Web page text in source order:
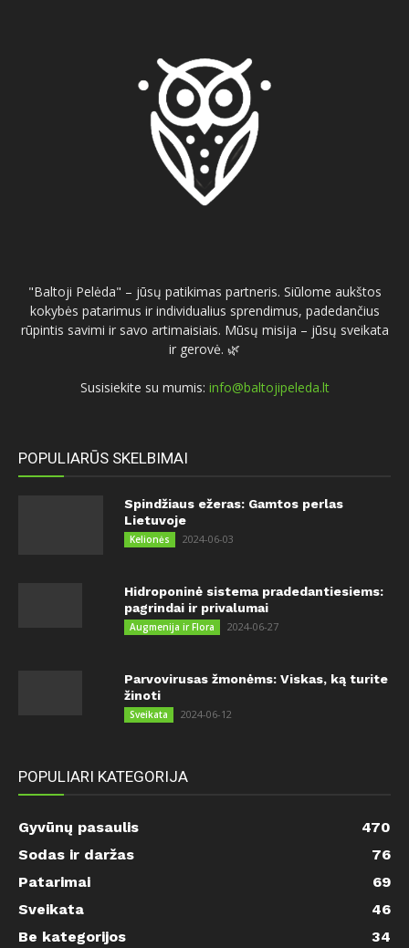
"Baltoji Pelėda" – jūsų patikimas partneris. Siūlome aukštos
kokybės patarimus ir individualius sprendimus, padedančius
rūpintis savimi ir savo artimaisiais. Mūsų misija – jūsų sveikata
ir gerovė. 🌿
Susisiekite su mumis: info@baltojipeleda.lt
POPULIARŪS SKELBIMAI
Spindžiaus ežeras: Gamtos perlas
Lietuvoje
Kelionės 2024-06-03
Hidroponinė sistema pradedantiesiems:
pagrindai ir privalumai
Augmenija ir Flora 2024-06-27
Parvovirusas žmonėms: Viskas, ką turite
žinoti
Sveikata 2024-06-12
POPULIARI KATEGORIJA
Gyvūnų pasaulis
470
Sodas ir daržas
76
Patarimai
69
Sveikata
46
Be kategorijos
34